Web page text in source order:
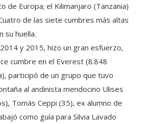
de Europa; el Kilimanjaro (Tanzania)
de las siete cumbres más altas
su huella.
y 2015, hizo un gran esfuerzo,
cumbre en el Everest (8.848
participó de un grupo que tuvo
al andinista mendocino Ulises
Tomás Ceppi (35), ex alumno de
como guía para Silvia Lavado